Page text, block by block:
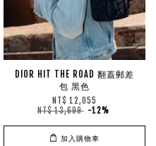
DIOR HIT THE ROAD 翻蓋郵差
包 黑色
NT$ 12,055
NT$ 13,699 -12%
加入購物車